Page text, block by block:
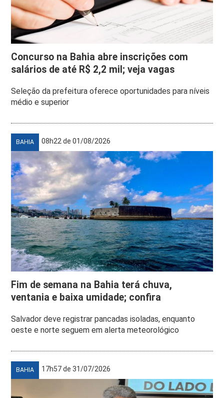
Concurso na Bahia abre inscrições com
salários de até R$ 2,2 mil; veja vagas
Seleção da prefeitura oferece oportunidades para níveis
médio e superior
BAHIA 08h22 de 01/08/2026
Fim de semana na Bahia terá chuva,
ventania e baixa umidade; confira
Salvador deve registrar pancadas isoladas, enquanto
oeste e norte seguem em alerta meteorológico
BAHIA 17h57 de 31/07/2026